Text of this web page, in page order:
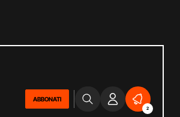
ABBONATI
2